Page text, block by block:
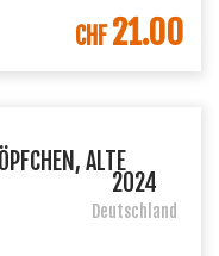
WARENKORB
CHF21.00
2024
Deutschland
ALTE